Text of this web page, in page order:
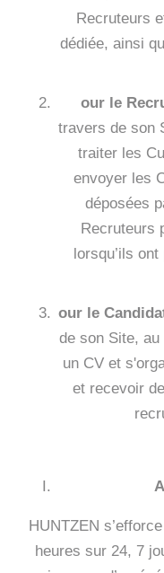
Recruteurs
dédiée, ainsi
our le
travers de son
traiter les
envoyer les
déposées
Recruteurs
lorsqu’ils
our le
de son Site,
un CV et
et recevoir
HUNTZEN
heures sur 24, 7